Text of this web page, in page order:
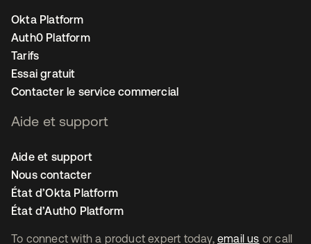
To connect with a product expert today, email us or call
Okta Platform
Auth0 Platform
Tarifs
Essai gratuit
Contacter le service commercial
Aide et support
Aide et support
Nous contacter
État d’Okta Platform
État d’Auth0 Platform